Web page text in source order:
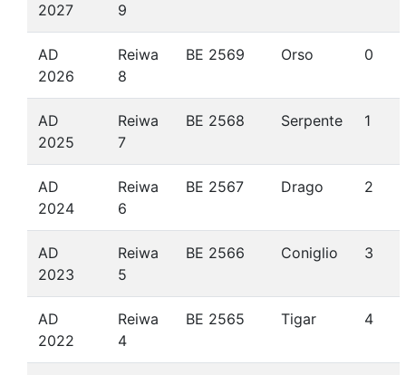
2027
9
AD
2026
Reiwa
8
BE 2569 Orso 0
AD
2025
Reiwa
7
BE 2568 Serpente 1
AD
2024
Reiwa
6
BE 2567 Drago 2
AD
2023
Reiwa
5
BE 2566 Coniglio 3
AD
2022
Reiwa
4
BE 2565 Tigar 4